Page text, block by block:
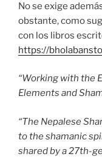
No se exige
obstante, como
con los libros
https://
“Working with the
Elements and
“The Nepalese
to the shamanic
shared by a 27th-